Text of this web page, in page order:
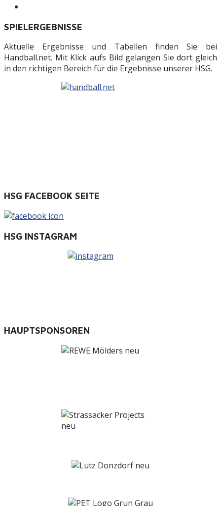
SPIELERGEBNISSE
Aktuelle Ergebnisse und Tabellen finden Sie bei
Handball.net. Mit Klick aufs Bild gelangen Sie dort gleich
in den richtigen Bereich für die Ergebnisse unserer HSG.
HSG FACEBOOK SEITE
HSG INSTAGRAM
HAUPTSPONSOREN